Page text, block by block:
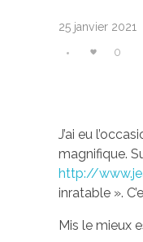
G
r
i
n
d
25 janvier 2021
0
J’ai eu
magnifique.
http://
inratable ».
Mis le mieux